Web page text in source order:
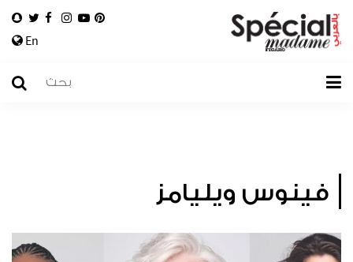
En
فينوس ويليامز